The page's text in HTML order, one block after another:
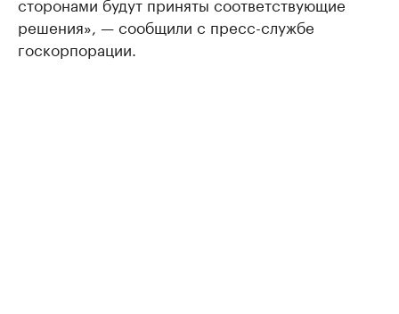
решения», — сообщили с пресс-службе
госкорпорации.